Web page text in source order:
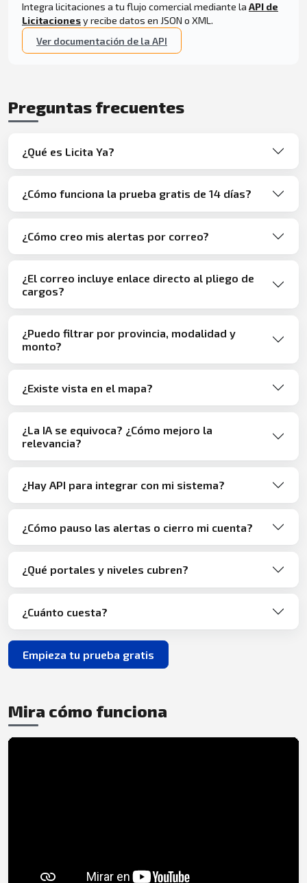
Integra licitaciones a tu flujo comercial mediante la API de
Licitacionesy recibe datos en JSON o XML.
Ver documentación de la API
Preguntas frecuentes
¿Qué es Licita Ya?
¿Cómo funciona la prueba gratis de 14 días?
¿Cómo creo mis alertas por correo?
¿El correo incluye enlace directo al pliego de
cargos?
¿Puedo filtrar por provincia, modalidad y
monto?
¿Existe vista en el mapa?
¿La IA se equivoca? ¿Cómo mejoro la
relevancia?
¿Hay API para integrar con mi sistema?
¿Cómo pauso las alertas o cierro mi cuenta?
¿Qué portales y niveles cubren?
¿Cuánto cuesta?
Empieza tu prueba gratis
Mira cómo funciona